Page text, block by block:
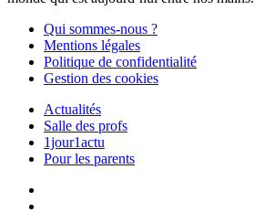
Qui sommes-nous ?
Mentions légales
Politique de confidentialité
Gestion des cookies
Actualités
Salle des profs
1jour1actu
Pour les parents